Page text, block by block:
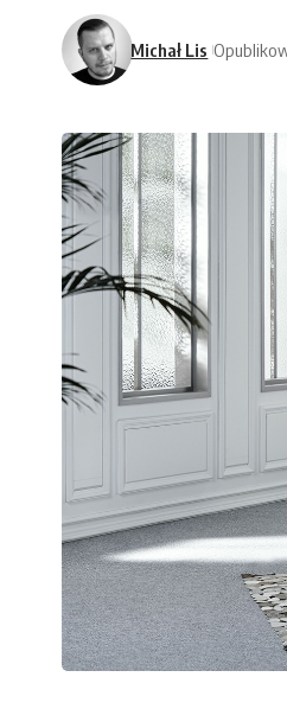
Michał Lis